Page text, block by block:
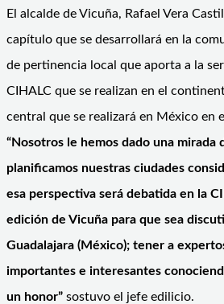
El alcalde de Vicuña, Rafael Vera
capítulo que se desarrollará en la
de pertinencia local que aporta a la
CIHALC que se realizan en el
central que se realizará en México en
“Nosotros le hemos dado una mirada
planificamos nuestras ciudades
esa perspectiva será debatida en la
edición de Vicuña para que sea
Guadalajara (México); tener a
importantes e interesantes
un honor” sostuvo el jefe edilicio.